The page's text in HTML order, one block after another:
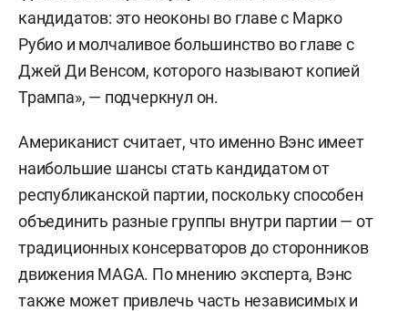
кандидатов: это неоконы во главе с Марко
Рубио и молчаливое большинство во главе с
Джей Ди Венсом, которого называют копией
Трампа», — подчеркнул он.
Американист считает, что именно Вэнс имеет
наибольшие шансы стать кандидатом от
республиканской партии, поскольку способен
объединить разные группы внутри партии — от
традиционных консерваторов до сторонников
движения MAGA. По мнению эксперта, Вэнс
также может привлечь часть независимых и